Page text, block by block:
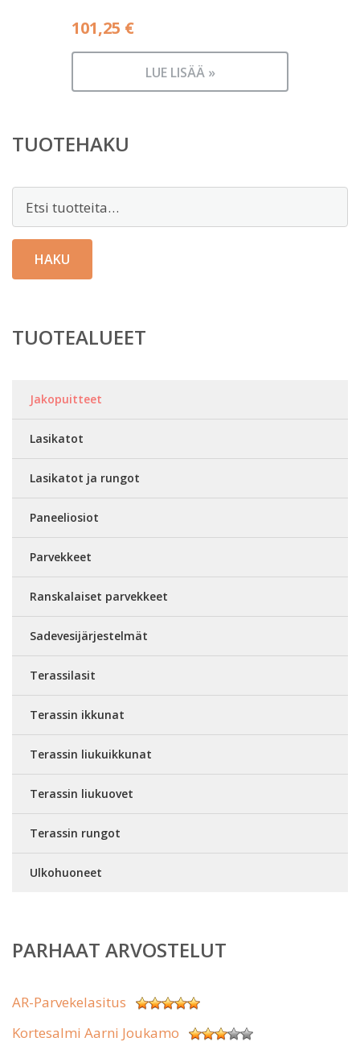
101,25 €
LUE LISÄÄ »
TUOTEHAKU
HAKU
TUOTEALUEET
Jakopuitteet
Lasikatot
Lasikatot ja rungot
Paneeliosiot
Parvekkeet
Ranskalaiset parvekkeet
Sadevesijärjestelmät
Terassilasit
Terassin ikkunat
Terassin liukuikkunat
Terassin liukuovet
Terassin rungot
Ulkohuoneet
PARHAAT ARVOSTELUT
AR-Parvekelasitus
Kortesalmi Aarni Joukamo